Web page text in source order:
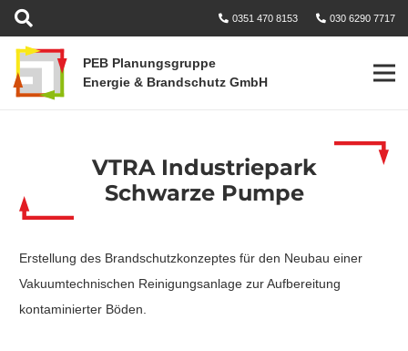
0351 470 8153 030 6290 7717
PEB Planungsgruppe
Energie & Brandschutz GmbH
VTRA Industriepark
Schwarze Pumpe
Erstellung des Brandschutzkonzeptes für den Neubau einer
Vakuumtechnischen Reinigungsanlage zur Aufbereitung
kontaminierter Böden.